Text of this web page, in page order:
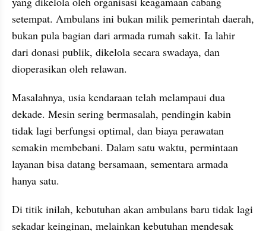
setempat. Ambulans ini bukan milik pemerintah daerah,
bukan pula bagian dari armada rumah sakit. Ia lahir
dari donasi publik, dikelola secara swadaya, dan
dioperasikan oleh relawan.
Masalahnya, usia kendaraan telah melampaui dua
dekade. Mesin sering bermasalah, pendingin kabin
tidak lagi berfungsi optimal, dan biaya perawatan
semakin membebani. Dalam satu waktu, permintaan
layanan bisa datang bersamaan, sementara armada
hanya satu.
Di titik inilah, kebutuhan akan ambulans baru tidak lagi
sekadar keinginan, melainkan kebutuhan mendesak